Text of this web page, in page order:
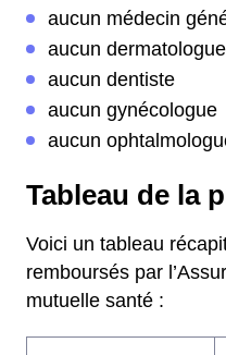
aucun médecin
aucun dermatologue
aucun dentiste
aucun gynécologue
aucun
Tableau de la
Voici un tableau
remboursés par
mutuelle santé :